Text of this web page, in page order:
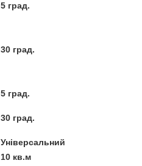
5 град.
30 град.
5 град.
30 град.
Універсальний
10 кв.м